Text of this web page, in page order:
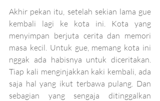
Akhir pekan itu, setelah sekian lama gue
kembali lagi ke kota ini. Kota yang
menyimpan berjuta cerita dan memori
masa kecil. Untuk gue, memang kota ini
nggak ada habisnya untuk diceritakan.
Tiap kali menginjakkan kaki kembali, ada
saja hal yang ikut terbawa pulang. Dan
sebagian yang sengaja ditinggalkan